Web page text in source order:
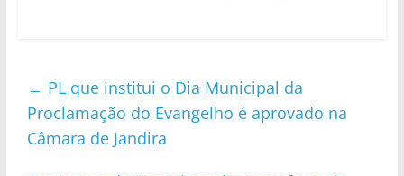
← PL que institui o Dia Municipal da
Proclamação do Evangelho é aprovado na
Câmara de Jandira